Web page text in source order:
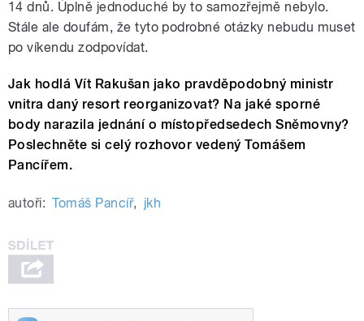
14 dnů. Úplně jednoduché by to samozřejmě nebylo.
Stále ale doufám, že tyto podrobné otázky nebudu muset
po víkendu zodpovídat.
Jak hodlá Vít Rakušan jako pravděpodobný ministr
vnitra daný resort reorganizovat? Na jaké sporné
body narazila jednání o místopředsedech Sněmovny?
Poslechněte si celý rozhovor vedený Tomášem
Pancířem.
autoři: Tomáš Pancíř, jkh